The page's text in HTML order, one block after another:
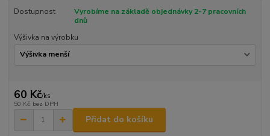
Dostupnost
Vyrobíme na základě objednávky 2-7 pracovních
dnů
Výšivka na výrobku
60 Kč/ks
50 Kč bez DPH
Přidat do košíku